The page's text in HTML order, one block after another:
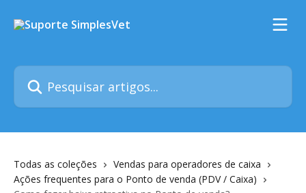
Pesquisar artigos...
Todas as coleções
Vendas para operadores de caixa
Ações frequentes para o Ponto de venda (PDV / Caixa)